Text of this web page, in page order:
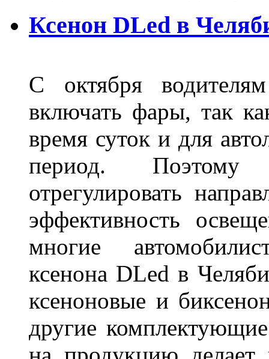
Ксенон DLed в
С октября
включать фары, так
время суток и для
период. Поэтому
отрегулировать
эффективность
многие
ксенона DLed в
ксеноновые и
другие